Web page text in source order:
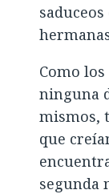
Como
ninguna
mismos,
que
segunda